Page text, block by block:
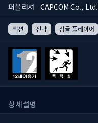
퍼블리셔 CAPCOM Co., Ltd.
액션 전략 싱글 플레이어
상세설명